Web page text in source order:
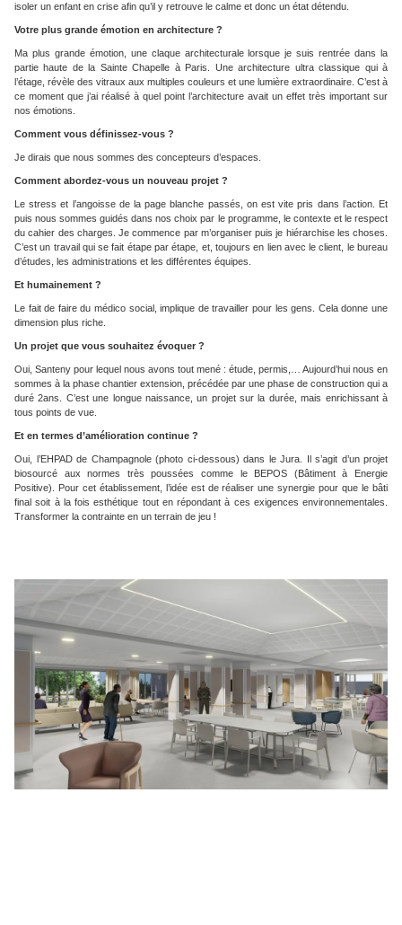
isoler un enfant en crise afin qu’il y retrouve le calme et donc un état détendu.
Votre plus grande émotion en architecture ?
Ma plus grande émotion, une claque architecturale lorsque je suis rentrée dans la
partie haute de la Sainte Chapelle à Paris. Une architecture ultra classique qui à
l’étage, révèle des vitraux aux multiples couleurs et une lumière extraordinaire. C’est à
ce moment que j’ai réalisé à quel point l’architecture avait un effet très important sur
nos émotions.
Comment vous définissez-vous ?
Je dirais que nous sommes des concepteurs d’espaces.
Comment abordez-vous un nouveau projet ?
Le stress et l’angoisse de la page blanche passés, on est vite pris dans l’action. Et
puis nous sommes guidés dans nos choix par le programme, le contexte et le respect
du cahier des charges. Je commence par m’organiser puis je hiérarchise les choses.
C’est un travail qui se fait étape par étape, et, toujours en lien avec le client, le bureau
d’études, les administrations et les différentes équipes.
Et humainement ?
Le fait de faire du médico social, implique de travailler pour les gens. Cela donne une
dimension plus riche.
Un projet que vous souhaitez évoquer ?
Oui, Santeny pour lequel nous avons tout mené : étude, permis,… Aujourd’hui nous en
sommes à la phase chantier extension, précédée par une phase de construction qui a
duré 2ans. C’est une longue naissance, un projet sur la durée, mais enrichissant à
tous points de vue.
Et en termes d’amélioration continue ?
Oui, l’EHPAD de Champagnole (photo ci-dessous) dans le Jura. Il s’agit d’un projet
biosourcé aux normes très poussées comme le BEPOS (Bâtiment à Energie
Positive). Pour cet établissement, l’idée est de réaliser une synergie pour que le bâti
final soit à la fois esthétique tout en répondant à ces exigences environnementales.
Transformer la contrainte en un terrain de jeu !